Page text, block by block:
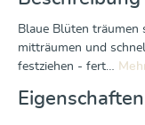
Blaue Blüten
mitträumen und
festziehen - fert…
Eigenschaften